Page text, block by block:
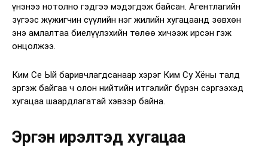
үнэнээ нотолно гэдгээ мэдэгдэж байсан. Агентлагийн
зүгээс жүжигчин сүүлийн нэг жилийн хугацаанд зөвхөн
энэ амлалтаа биелүүлэхийн төлөө хичээж ирсэн гэж
онцолжээ.
Ким Се Ый баривчлагдсанаар хэрэг Ким Су Хёны талд
эргэж байгаа ч олон нийтийн итгэлийг бүрэн сэргээхэд
хугацаа шаардлагатай хэвээр байна.
Эргэн ирэлтэд хугацаа